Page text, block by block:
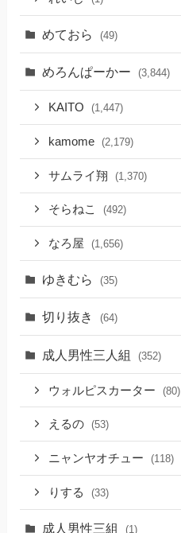
めておら (49)
めろんぱーかー (3,844)
KAITO (1,447)
kamome (2,179)
サムライ翔 (1,370)
そらねこ (492)
なろ屋 (1,656)
ゆきむら (35)
切り抜き (64)
成人男性三人組 (352)
ウォルピスカーター (80)
えるの (53)
ニャンヤオチュー (118)
りする (33)
成人男性三組 (1)